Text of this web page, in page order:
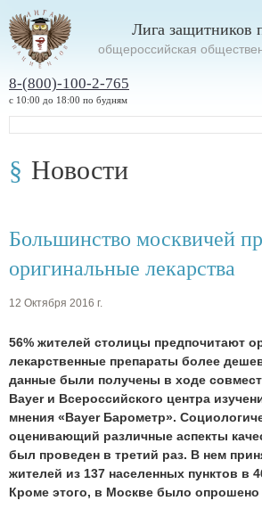
Лига защитников
oбщероссийская
8-(800)-100-2-765
с 10:00 до 18:00 по будням
Новости
Большинство москвичей
оригинальные лекарства
12 Октября 2016 г.
56% жителей столицы предпочитают
лекарственные препараты более
данные были получены в ходе
Bayer и Всероссийского центра
мнения «Bayer Барометр».
оценивающий различные аспекты
был проведен в третий раз. В нем
жителей из 137 населенных пунктов в
Кроме этого, в Москве было опрошено